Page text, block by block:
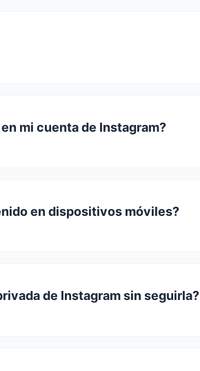
mi cuenta de Instagram?
en dispositivos móviles?
de Instagram sin seguirla?